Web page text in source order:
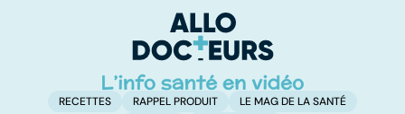
l'artère
pulmonaire
RECETTES RAPPEL PRODUIT
LE MAG DE LA SANTÉ